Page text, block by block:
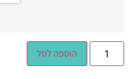
הוספה לסל